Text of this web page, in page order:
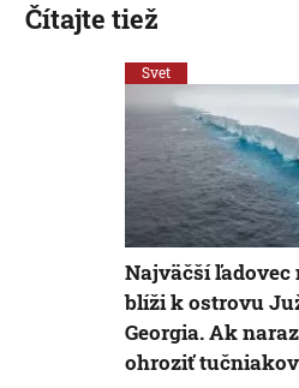
Čítajte tiež
Svet
Najväčší ľadovec
blíži k ostrovu
Georgia. Ak
ohroziť